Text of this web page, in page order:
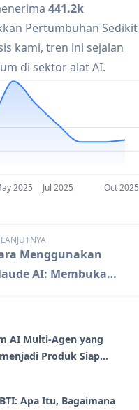
441.2k
Pertumbuhan Sedikit
kami, tren ini sejalan
di sektor alat AI.
2025 Jul 2025 Oct 2025
Menggunakan
AI: Membuka
AI Multi-Agen yang
Produk Siap
Apa Itu, Bagaimana